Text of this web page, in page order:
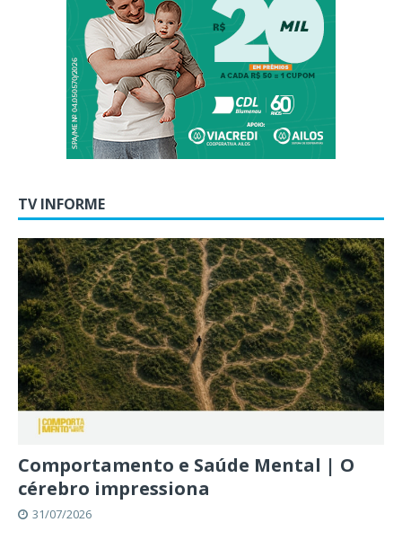
TV INFORME
Comportamento e Saúde Mental | O
cérebro impressiona
31/07/2026